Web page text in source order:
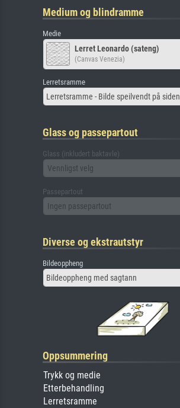
Medium og blindramme
Medie
Lerret Leonardo (sateng)
(Canvas Venezia)
Lerretsramme
Lerretsramme - Bilde speilvendt på siden
Glass og passepartout
Glass (inkludert baktavle)
Vennligst velg
Passepartout
Ingen passepartout
Diverse og ekstrautstyr
Bildeoppheng
Bildeoppheng med sagtann
Oppsummering
Trykk og medie
Etterbehandling
Lerretsramme